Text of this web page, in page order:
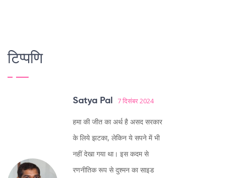
टिप्पणि
Satya Pal 7 दिसंबर 2024
हमा की जीत का अर्थ है असद सरकार
के लिये झटका, लेकिन ये सपने में भी
नहीं देखा गया था। इस कदम से
रणनीतिक रूप से दुश्मन का साइड